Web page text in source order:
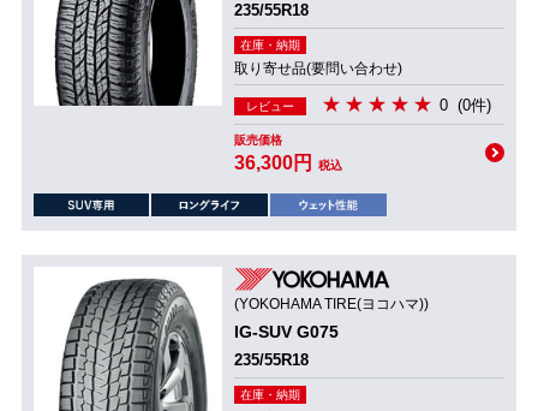
235/55R18
在庫・納期
取り寄せ品(要問い合わせ)
レビュー 0 (0件)
販売価格
36,300円 税込
(YOKOHAMA TIRE(ヨコハマ))
IG-SUV G075
235/55R18
在庫・納期